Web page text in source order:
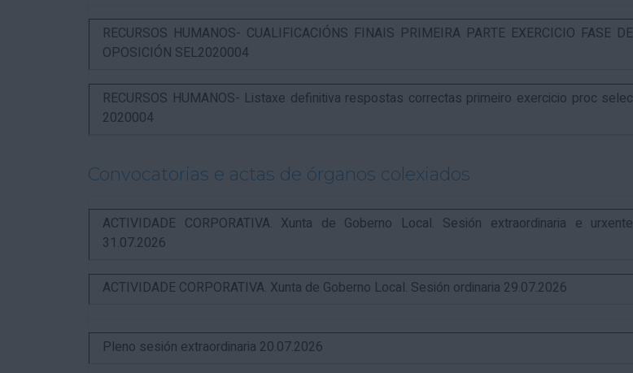
RECURSOS HUMANOS- CUALIFICACIÓNS FINAIS PRIMEIRA PARTE EXERCICIO FASE DE
OPOSICIÓN SEL2020004
RECURSOS HUMANOS- Listaxe definitiva respostas correctas primeiro exercicio proc selec
2020004
Convocatorias e actas de órganos colexiados
ACTIVIDADE CORPORATIVA. Xunta de Goberno Local. Sesión extraordinaria e urxente
31.07.2026
ACTIVIDADE CORPORATIVA. Xunta de Goberno Local. Sesión ordinaria 29.07.2026
Pleno sesión extraordinaria 20.07.2026